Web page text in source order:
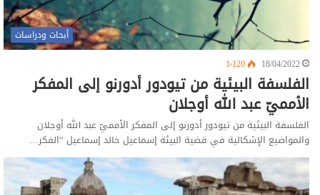
أبحاث ودراسات
18/04/2022
1٬120
الفلسفة البيئية من تيودور أدورنو إلى المفكر
الأمميّ عبد الله أوجلان
الفلسفة البيئية من تيودور أدورنو إلى المفكر الأمميّ عبد الله أوجلان
والمواضيع الإشكالية في قضية البيئة إسماعيل خالد إسماعيل “الفكر…